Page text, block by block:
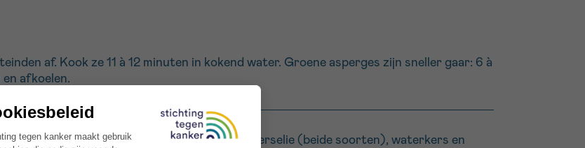
af. Kook ze 11 à 12 minuten in kokend water. Groene asperges zijn sneller gaar: 6 à
afkoelen.
punten apart voor de afwerking. Hak de peterselie (beide soorten), waterkers en